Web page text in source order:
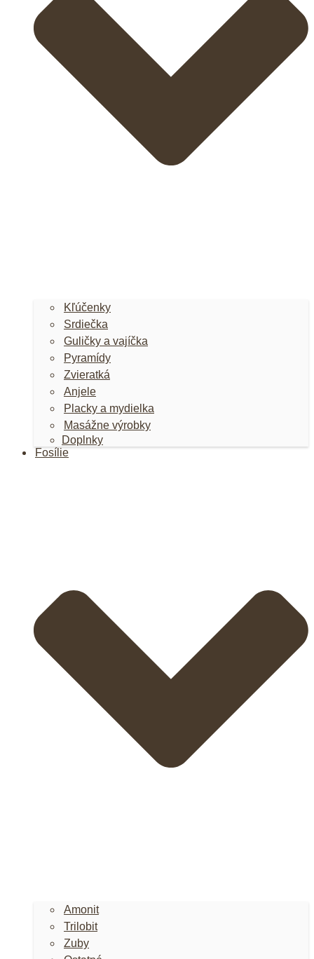
Kľúčenky
Srdiečka
Guličky a vajíčka
Pyramídy
Zvieratká
Anjele
Placky a mydielka
Masážne výrobky
Doplnky
Fosílie
Amonit
Trilobit
Zuby